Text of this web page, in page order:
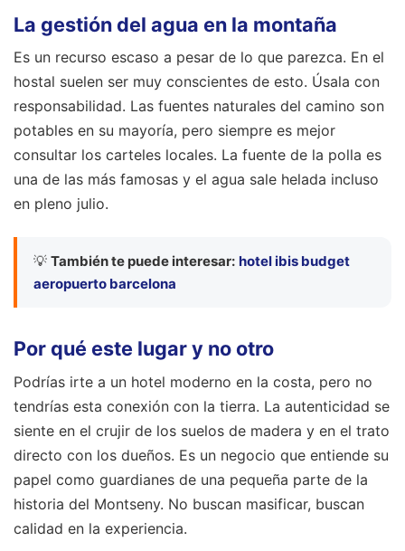
La gestión del agua en la montaña
Es un recurso escaso a pesar de lo que parezca. En el
hostal suelen ser muy conscientes de esto. Úsala con
responsabilidad. Las fuentes naturales del camino son
potables en su mayoría, pero siempre es mejor
consultar los carteles locales. La fuente de la polla es
una de las más famosas y el agua sale helada incluso
en pleno julio.
💡 También te puede interesar: hotel ibis budget
aeropuerto barcelona
Por qué este lugar y no otro
Podrías irte a un hotel moderno en la costa, pero no
tendrías esta conexión con la tierra. La autenticidad se
siente en el crujir de los suelos de madera y en el trato
directo con los dueños. Es un negocio que entiende su
papel como guardianes de una pequeña parte de la
historia del Montseny. No buscan masificar, buscan
calidad en la experiencia.